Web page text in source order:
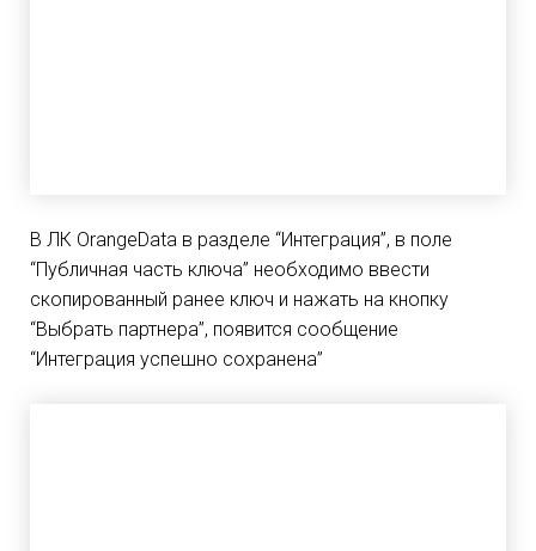
В ЛК OrangeData в разделе “Интеграция”, в поле
“Публичная часть ключа” необходимо ввести
скопированный ранее ключ и нажать на кнопку
“Выбрать партнера”, появится сообщение
“Интеграция успешно сохранена”